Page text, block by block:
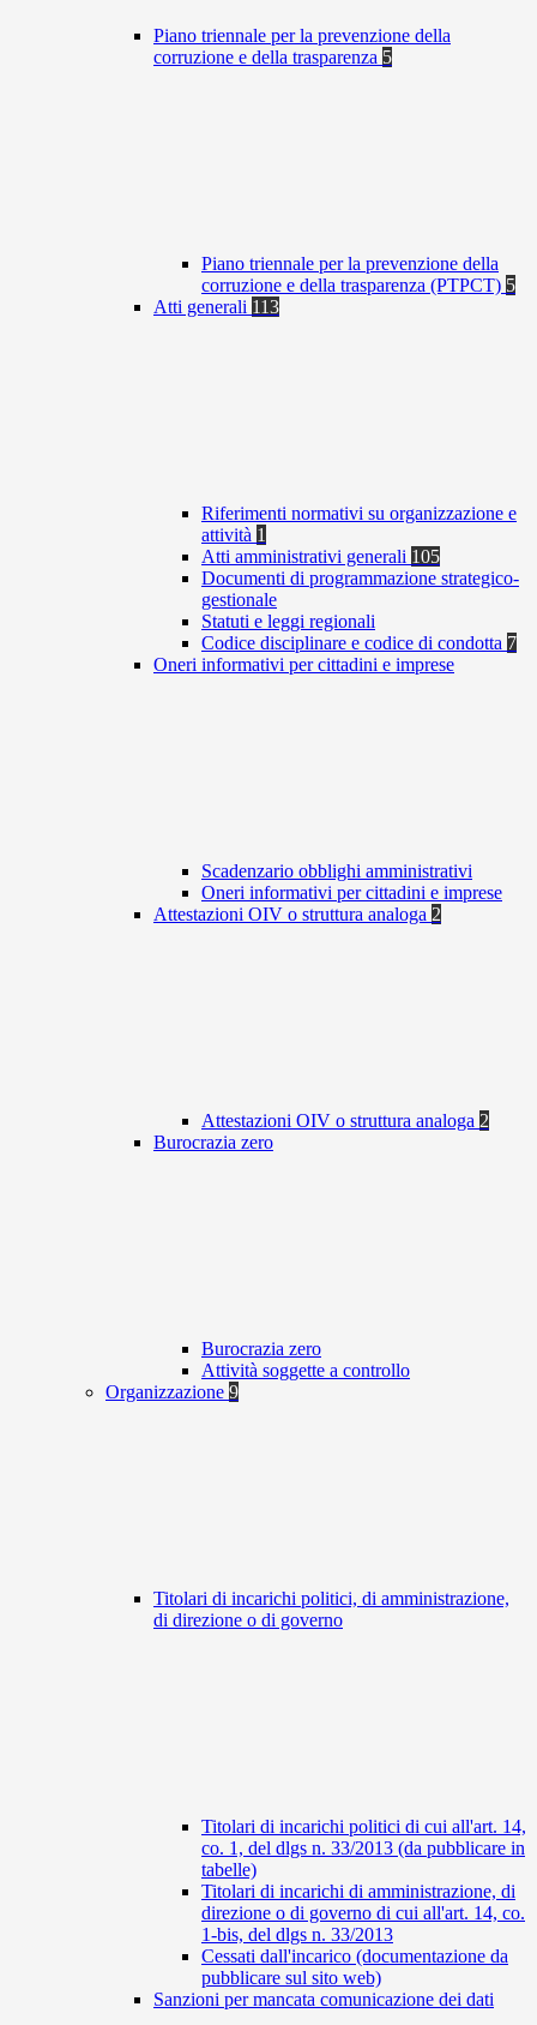
Piano triennale per la prevenzione della
corruzione e della trasparenza 5
Piano triennale per la prevenzione della
corruzione e della trasparenza (PTPCT) 5
Atti generali 113
Riferimenti normativi su organizzazione e
attività 1
Atti amministrativi generali 105
Documenti di programmazione strategico-
gestionale
Statuti e leggi regionali
Codice disciplinare e codice di condotta 7
Oneri informativi per cittadini e imprese
Scadenzario obblighi amministrativi
Oneri informativi per cittadini e imprese
Attestazioni OIV o struttura analoga 2
Attestazioni OIV o struttura analoga 2
Burocrazia zero
Burocrazia zero
Attività soggette a controllo
Organizzazione 9
Titolari di incarichi politici, di amministrazione,
di direzione o di governo
Titolari di incarichi politici di cui all'art. 14,
co. 1, del dlgs n. 33/2013 (da pubblicare in
tabelle)
Titolari di incarichi di amministrazione, di
direzione o di governo di cui all'art. 14, co.
1-bis, del dlgs n. 33/2013
Cessati dall'incarico (documentazione da
pubblicare sul sito web)
Sanzioni per mancata comunicazione dei dati